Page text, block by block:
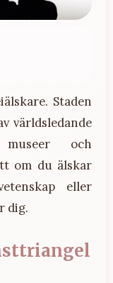
Staden
världsledande
museer och
om du älskar
eller
dig.